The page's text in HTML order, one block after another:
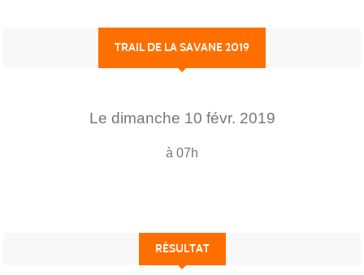
TRAIL DE LA SAVANE 2019
Le dimanche 10 févr. 2019
à 07h
RÉSULTAT